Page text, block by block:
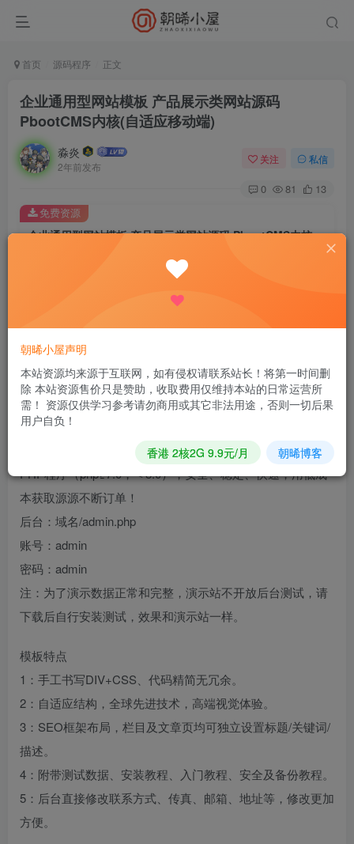
首页 源码程序 正文
企业通用型网站模板 产品展示类网站源码
PbootCMS内核(自适应移动端)
淼炎
2年前发布
关注 私信
0 81 13
企业通用型网站模板 产品展示类网站源码 PbootCMS内核(自适应移动端)
登录查看
免费资源
PbootCMS内核开发的网站模板，该模板适用于百科知识网
站、文章资讯网站等企业，当然其他行业也可以做，只需要
把文字图片换成其他行业的即可；
自适应移动端，同一个后台，数据即时同步，简单适用！附
带测试数据！
友好的seo，所有页面均都能完全自定义标题/关键词/描述，
PHP程序（php≥7.0，＜8.0），安全、稳定、快速；用低成
本获取源源不断订单！
后台：域名/admin.php
账号：admin
密码：admin
注：为了演示数据正常和完整，演示站不开放后台测试，请
下载后自行安装测试，效果和演示站一样。
模板特点
1：手工书写DIV+CSS、代码精简无冗余。
2：自适应结构，全球先进技术，高端视觉体验。
3：SEO框架布局，栏目及文章页均可独立设置标题/关键词/
描述。
4：附带测试数据、安装教程、入门教程、安全及备份教程。
5：后台直接修改联系方式、传真、邮箱、地址等，修改更加
方便。
朝晞小屋声明
本站资源均来源于互联网，如有侵权请联系站长！将第一时间删
除 本站资源售价只是赞助，收取费用仅维持本站的日常运营所
需！ 资源仅供学习参考请勿商用或其它非法用途，否则一切后果
用户自负！
香港 2核2G 9.9元/月 朝晞博客